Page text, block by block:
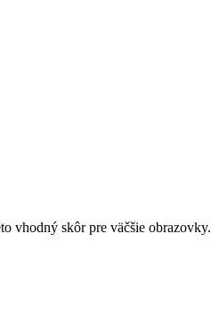
vhodný skôr pre väčšie obrazovky.